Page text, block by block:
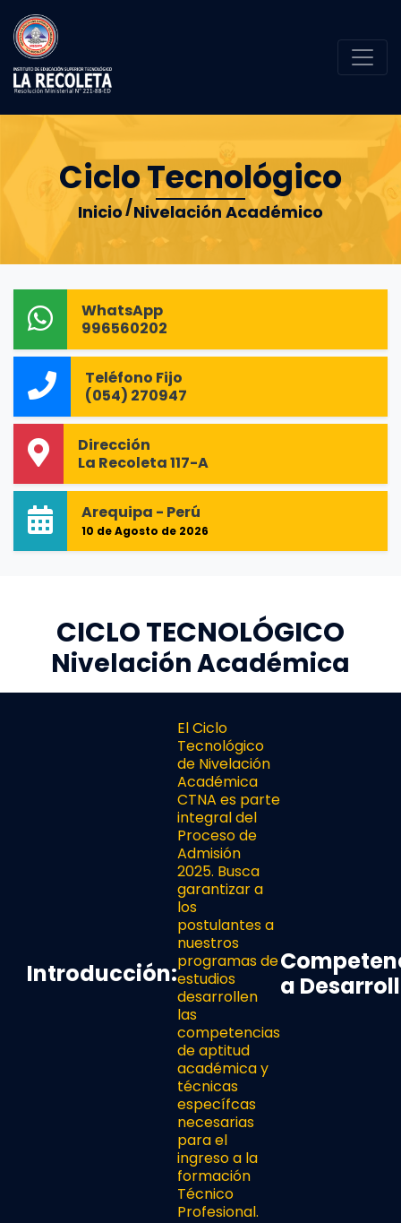
Ciclo Tecnológico
Inicio Nivelación Académico
WhatsApp
996560202
Teléfono Fijo
(054) 270947
Dirección
La Recoleta 117-A
Arequipa - Perú
10 de Agosto de 2026
CICLO TECNOLÓGICO
Nivelación Académica
Introducción:
El Ciclo
Tecnológico
de Nivelación
Académica
CTNA es parte
integral del
Proceso de
Admisión
2025. Busca
garantizar a
los
postulantes a
nuestros
programas de
estudios
desarrollen
las
competencias
de aptitud
académica y
técnicas
específcas
necesarias
para el
ingreso a la
formación
Técnico
Profesional.
a